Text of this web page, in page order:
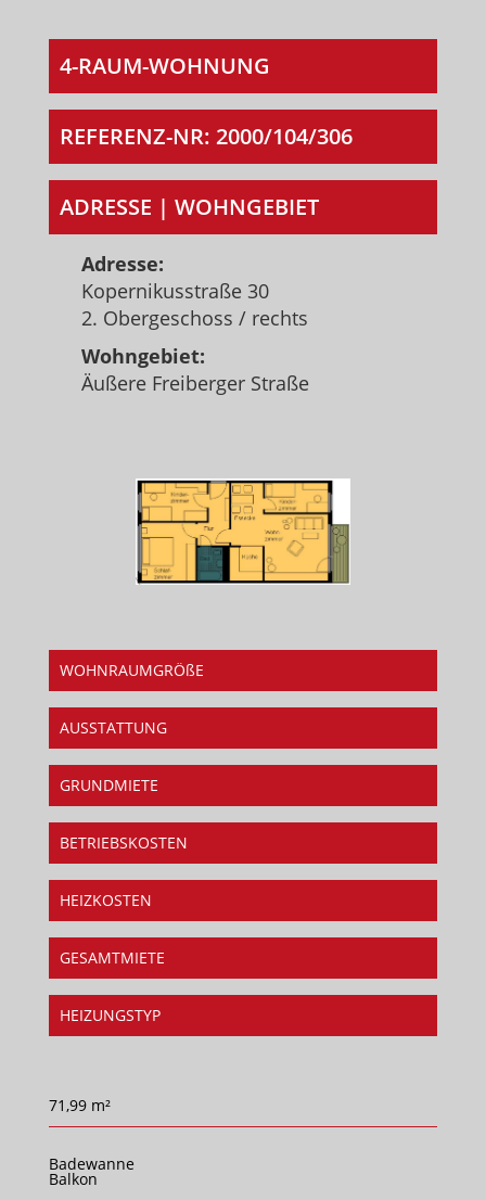
4-RAUM-WOHNUNG
REFERENZ-NR: 2000/104/306
ADRESSE | WOHNGEBIET
Adresse:
Kopernikusstraße 30
2. Obergeschoss / rechts
Wohngebiet:
Äußere Freiberger Straße
WOHNRAUMGRÖßE
AUSSTATTUNG
GRUNDMIETE
BETRIEBSKOSTEN
HEIZKOSTEN
GESAMTMIETE
HEIZUNGSTYP
71,99 m²
Badewanne
Balkon